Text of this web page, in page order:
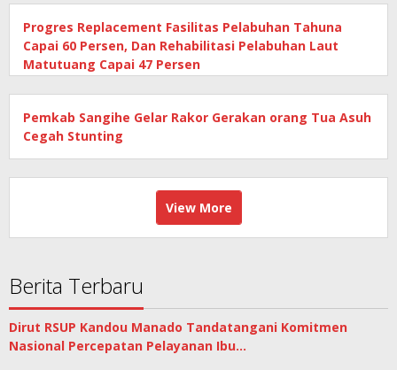
Progres Replacement Fasilitas Pelabuhan Tahuna
Capai 60 Persen, Dan Rehabilitasi Pelabuhan Laut
Matutuang Capai 47 Persen
Pemkab Sangihe Gelar Rakor Gerakan orang Tua Asuh
Cegah Stunting
View More
Berita Terbaru
Dirut RSUP Kandou Manado Tandatangani Komitmen
Nasional Percepatan Pelayanan Ibu…